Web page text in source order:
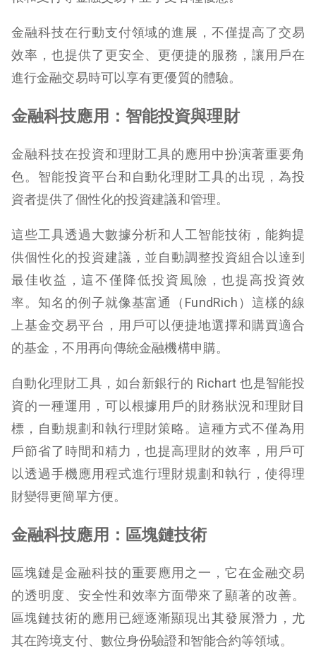
金融科技在行動支付領域的進展，不僅提高了交易
效率，也提供了更安全、更便捷的服務，讓用戶在
進行金融交易時可以享有更優質的體驗。
金融科技應用：智能投資與理財
金融科技在投資和理財工具的應用中扮演著重要角
色。智能投資平台和自動化理財工具的出現，為投
資者提供了個性化的投資建議和管理。
這些工具透過大數據分析和人工智能技術，能夠提
供個性化的投資建議，並自動調整投資組合以達到
最佳收益，這不僅降低投資風險，也提高投資效
率。知名的例子就像基富通（FundRich）這樣的線
上基金交易平台，用戶可以便捷地選擇和購買適合
的基金，不用再向傳統金融機構申購。
自動化理財工具，如台新銀行的 Richart 也是智能投
資的一種運用，可以根據用戶的財務狀況和理財目
標，自動規劃和執行理財策略。這種方式不僅為用
戶節省了時間和精力，也提高理財的效率，用戶可
以透過手機應用程式進行理財規劃和執行，使得理
財變得更簡單方便。
金融科技應用：區塊鏈技術
區塊鏈是金融科技的重要應用之一，它在金融交易
的透明度、安全性和效率方面帶來了顯著的改善。
區塊鏈技術的應用已經逐漸顯現出其發展潛力，尤
其在跨境支付、數位身份驗證和智能合約等領域。